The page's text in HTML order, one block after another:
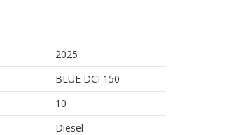
2025
BLUE DCI 150
10
Diesel